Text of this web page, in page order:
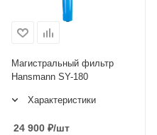
Магистральный фильтр
Hansmann SY-180
Характеристики
24 900 ₽/шт